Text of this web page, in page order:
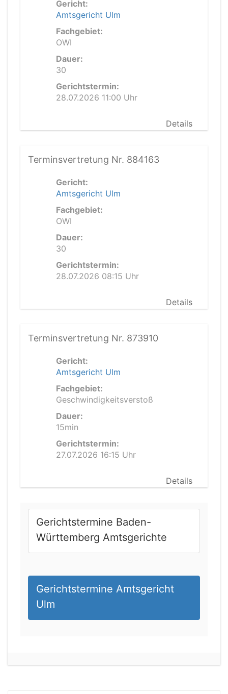
Gericht:
Amtsgericht Ulm
Fachgebiet:
OWI
Dauer:
30
Gerichtstermin:
28.07.2026 11:00 Uhr
Details
Terminsvertretung Nr. 884163
Gericht:
Amtsgericht Ulm
Fachgebiet:
OWI
Dauer:
30
Gerichtstermin:
28.07.2026 08:15 Uhr
Details
Terminsvertretung Nr. 873910
Gericht:
Amtsgericht Ulm
Fachgebiet:
Geschwindigkeitsverstoß
Dauer:
15min
Gerichtstermin:
27.07.2026 16:15 Uhr
Details
Gerichtstermine Baden-
Württemberg Amtsgerichte
Gerichtstermine Amtsgericht
Ulm